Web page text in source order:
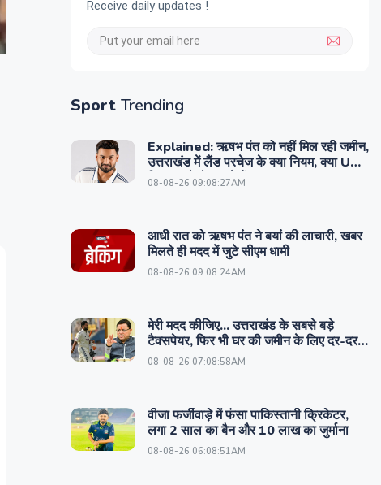
Receive daily updates !
Sport Trending
Explained: ऋषभ पंत को नहीं मिल रही जमीन,
उत्तराखंड में लैंड परचेज के क्या नियम, क्या UP-
बिहार वाले ले सकते हैं?
08-08-26 09:08:27AM
आधी रात को ऋषभ पंत ने बयां की लाचारी, खबर
मिलते ही मदद में जुटे सीएम धामी
08-08-26 09:08:24AM
मेरी मदद कीजिए... उत्तराखंड के सबसे बड़े
टैक्सपेयर, फिर भी घर की जमीन के लिए दर-दर
भटक रहे ऋषभ पंत, अब सीएम धामी से लगाई
08-08-26 07:08:58AM
वीजा फर्जीवाड़े में फंसा पाकिस्तानी क्रिकेटर,
लगा 2 साल का बैन और 10 लाख का जुर्माना
08-08-26 06:08:51AM